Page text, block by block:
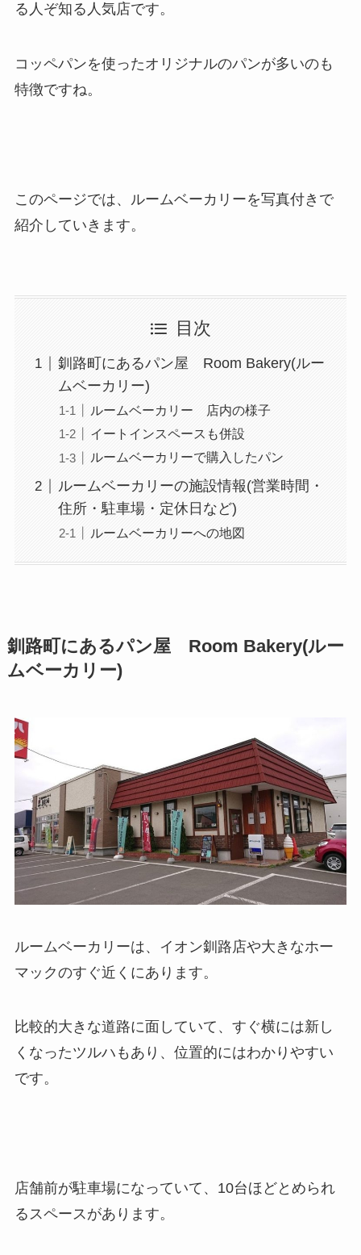
る人ぞ知る人気店です。
コッペパンを使ったオリジナルのパンが多いのも
特徴ですね。
このページでは、ルームベーカリーを写真付きで
紹介していきます。
目次
釧路町にあるパン屋 Room Bakery(ルー
ムベーカリー)
ルームベーカリー 店内の様子
イートインスペースも併設
ルームベーカリーで購入したパン
ルームベーカリーの施設情報(営業時間・
住所・駐車場・定休日など)
ルームベーカリーへの地図
釧路町にあるパン屋 Room Bakery(ルー
ムベーカリー)
ルームベーカリーは、イオン釧路店や大きなホー
マックのすぐ近くにあります。
比較的大きな道路に面していて、すぐ横には新し
くなったツルハもあり、位置的にはわかりやすい
です。
店舗前が駐車場になっていて、10台ほどとめられ
るスペースがあります。